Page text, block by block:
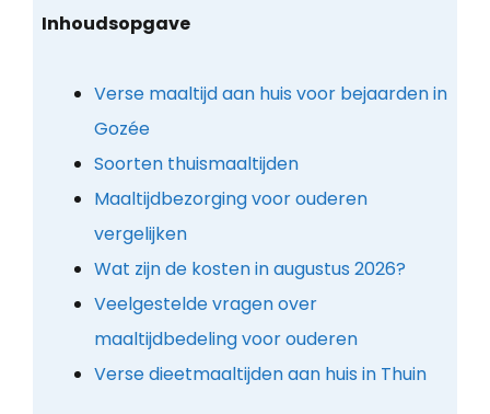
Inhoudsopgave
Verse maaltijd aan huis voor bejaarden in
Gozée
Soorten thuismaaltijden
Maaltijdbezorging voor ouderen
vergelijken
Wat zijn de kosten in augustus 2026?
Veelgestelde vragen over
maaltijdbedeling voor ouderen
Verse dieetmaaltijden aan huis in Thuin